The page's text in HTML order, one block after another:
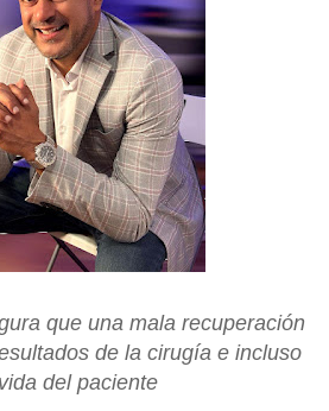
que una mala recuperación
de la cirugía e incluso
del paciente